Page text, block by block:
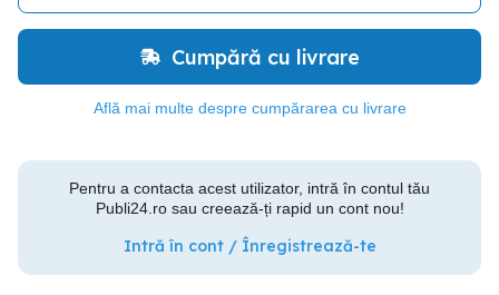
Cumpără cu livrare
Află mai multe despre cumpărarea cu livrare
Pentru a contacta acest utilizator, intră în contul tău
Publi24.ro sau creează-ți rapid un cont nou!
Intră în cont / Înregistrează-te